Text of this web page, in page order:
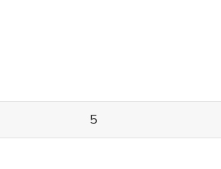
5